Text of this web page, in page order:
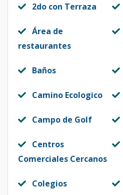
2do con Terraza
Área de
restaurantes
Baños
Camino Ecologico
Campo de Golf
Centros
Comerciales Cercanos
Colegios